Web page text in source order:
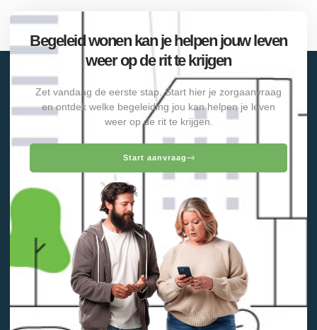
Begeleid wonen kan je helpen jouw leven
weer op de rit te krijgen
Zet vandaag de eerste stap. Start hier je zorgaanvraag
en ontdek welke begeleiding jou kan helpen je leven
weer op de rit te krijgen.
Start aanvraag